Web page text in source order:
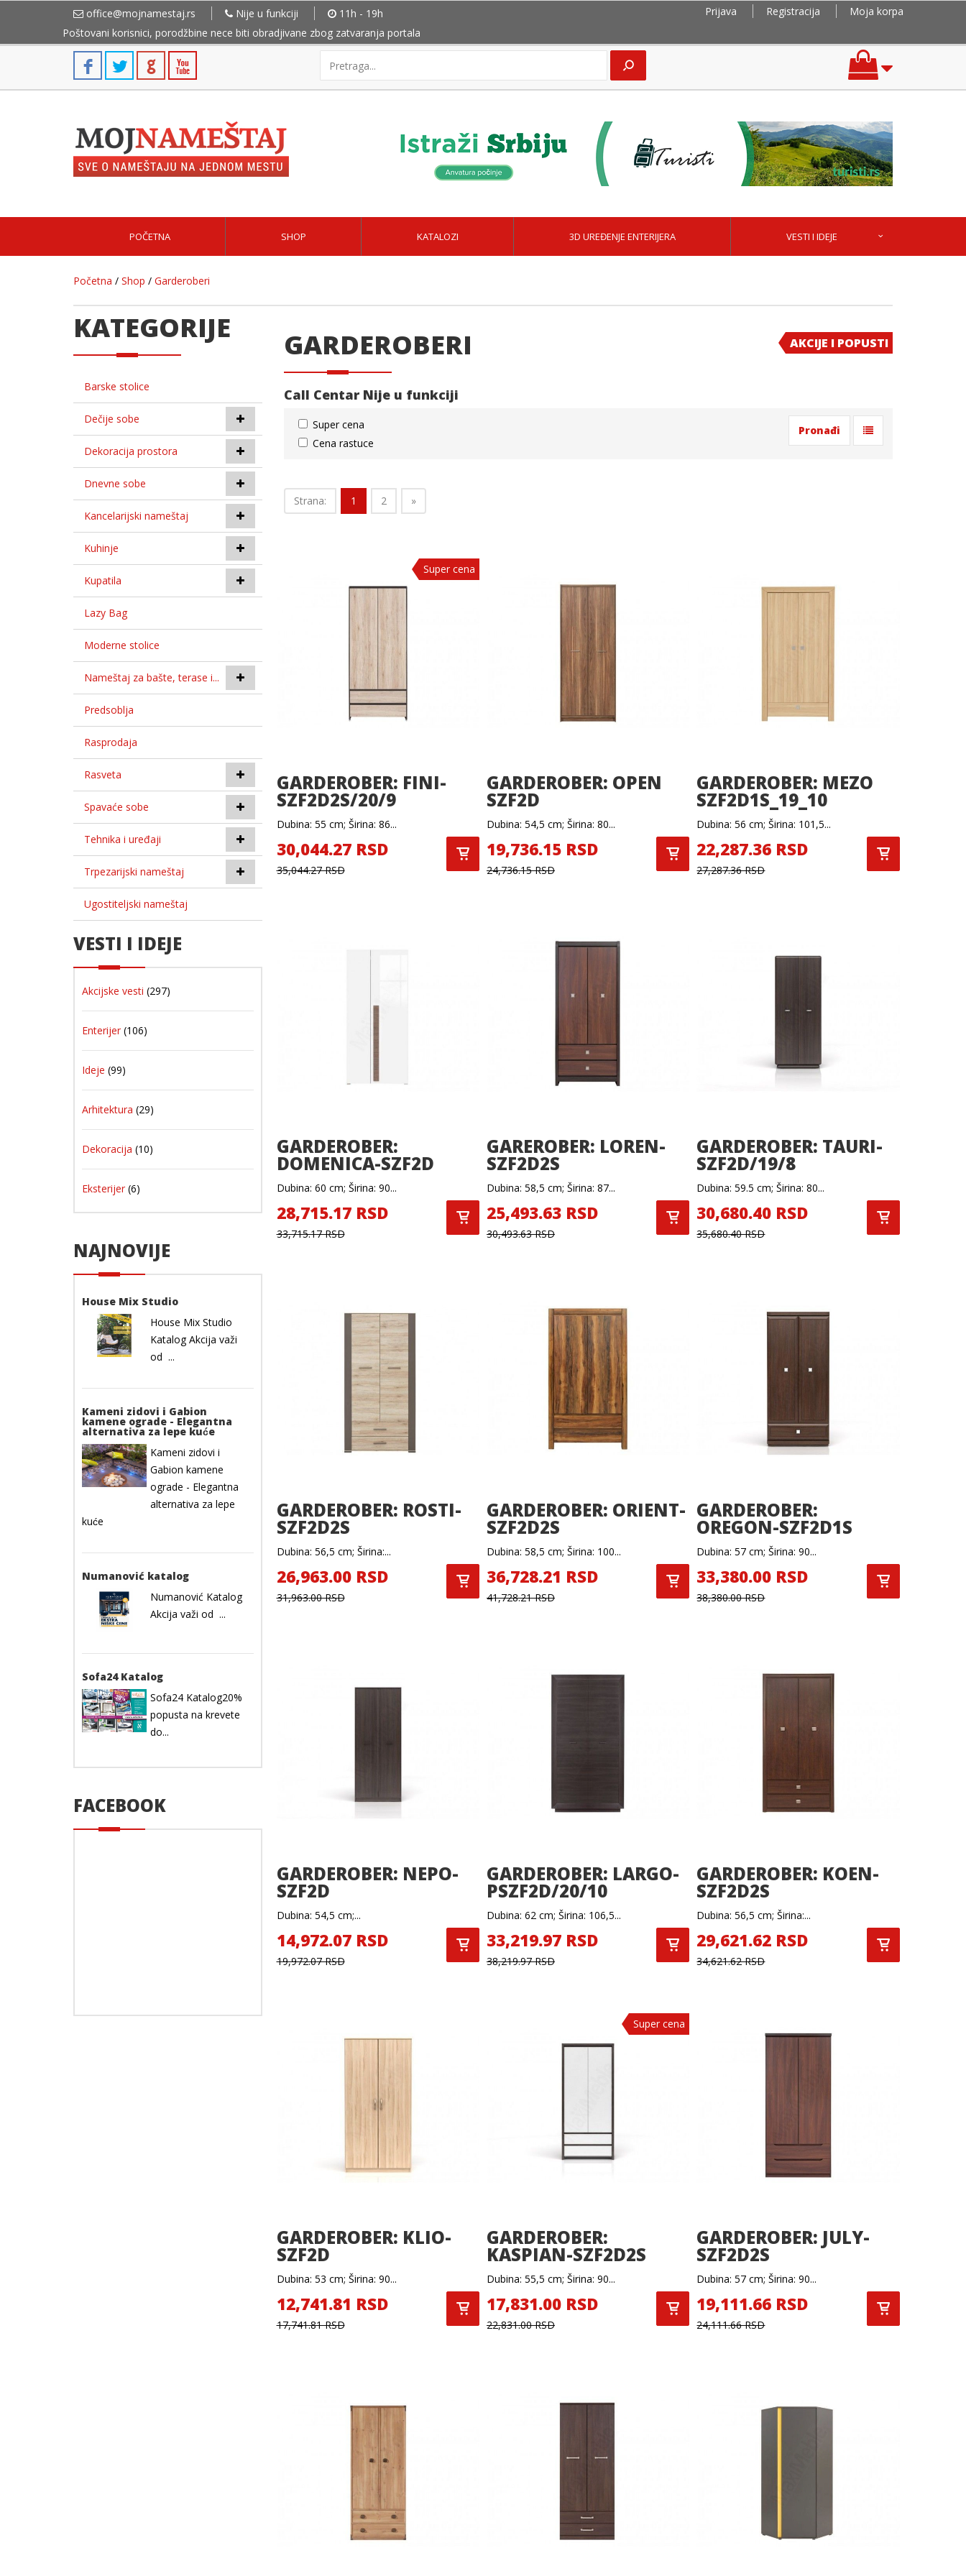
office@mojnamestaj.rs Nije u funkciji 11h - 19h Prijava Registracija
Moja korpa
Poštovani korisnici, porodžbine nece biti obradjivane zbog zatvaranja portala
POČETNA SHOP KATALOZI 3D UREĐENJE ENTERIJERA VESTI I IDEJE
Početna / Shop / Garderoberi
GARDEROBERI AKCIJE I POPUSTI
Call Centar Nije u funkciji
Super cena
Cena rastuce
Strana: 1 2 »
Super cena
GARDEROBER: FINI-
SZF2D2S/20/9
Dubina: 55 cm; Širina: 86...
30,044.27 RSD
35,044.27 RSD
GARDEROBER: OPEN
SZF2D
Dubina: 54,5 cm; Širina: 80...
19,736.15 RSD
24,736.15 RSD
GARDEROBER: MEZO
SZF2D1S_19_10
Dubina: 56 cm; Širina: 101,5...
22,287.36 RSD
27,287.36 RSD
GARDEROBER:
DOMENICA-SZF2D
Dubina: 60 cm; Širina: 90...
28,715.17 RSD
33,715.17 RSD
GAREROBER: LOREN-
SZF2D2S
Dubina: 58,5 cm; Širina: 87...
25,493.63 RSD
30,493.63 RSD
GARDEROBER: TAURI-
SZF2D/19/8
Dubina: 59.5 cm; Širina: 80...
30,680.40 RSD
35,680.40 RSD
GARDEROBER: ROSTI-
SZF2D2S
Dubina: 56,5 cm; Širina:...
26,963.00 RSD
31,963.00 RSD
GARDEROBER: ORIENT-
SZF2D2S
Dubina: 58,5 cm; Širina: 100...
36,728.21 RSD
41,728.21 RSD
GARDEROBER:
OREGON-SZF2D1S
Dubina: 57 cm; Širina: 90...
33,380.00 RSD
38,380.00 RSD
GARDEROBER: NEPO-
SZF2D
Dubina: 54,5 cm;...
14,972.07 RSD
19,972.07 RSD
GARDEROBER: LARGO-
PSZF2D/20/10
Dubina: 62 cm; Širina: 106,5...
33,219.97 RSD
38,219.97 RSD
GARDEROBER: KOEN-
SZF2D2S
Dubina: 56,5 cm; Širina:...
29,621.62 RSD
34,621.62 RSD
GARDEROBER: KLIO-
SZF2D
Dubina: 53 cm; Širina: 90...
12,741.81 RSD
17,741.81 RSD
Super cena
GARDEROBER:
KASPIAN-SZF2D2S
Dubina: 55,5 cm; Širina: 90...
17,831.00 RSD
22,831.00 RSD
GARDEROBER: JULY-
SZF2D2S
Dubina: 57 cm; Širina: 90...
19,111.66 RSD
24,111.66 RSD
KATEGORIJE
Barske stolice
Dečije sobe
Dekoracija prostora
Dnevne sobe
Kancelarijski nameštaj
Kuhinje
Kupatila
Lazy Bag
Moderne stolice
Nameštaj za bašte, terase i...
Predsoblja
Rasprodaja
Rasveta
Spavaće sobe
Tehnika i uređaji
Trpezarijski nameštaj
Ugostiteljski nameštaj
VESTI I IDEJE
Akcijske vesti (297)
Enterijer (106)
Ideje (99)
Arhitektura (29)
Dekoracija (10)
Eksterijer (6)
NAJNOVIJE
House Mix Studio
House Mix Studio
Katalog Akcija važi
od ...
Kameni zidovi i Gabion
kamene ograde - Elegantna
alternativa za lepe kuće
Kameni zidovi i
Gabion kamene
ograde - Elegantna
alternativa za lepe
kuće
Numanović katalog
Numanović Katalog
Akcija važi od ...
Sofa24 Katalog
Sofa24 Katalog20%
popusta na krevete
do...
FACEBOOK